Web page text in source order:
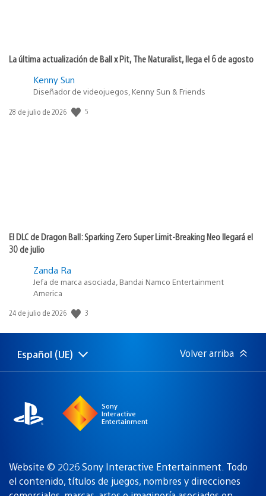
La última actualización de Ball x Pit, The Naturalist, llega el 6 de agosto
Kenny Sun
Diseñador de videojuegos, Kenny Sun & Friends
Fecha
28 de julio de 2026 5
El DLC de Dragon Ball: Sparking Zero Super Limit-Breaking Neo llegará el
30 de julio
Zanda Ra
Jefa de marca asociada, Bandai Namco Entertainment
America
Fecha
publicación:
24 de julio de 2026 3
Selecciona
una
Región
actual:
Español (UE) Volver arriba
Sony
Interactive
Entertainment
Website © 2026 Sony Interactive Entertainment. Todo
el contenido, títulos de juegos, nombres y direcciones